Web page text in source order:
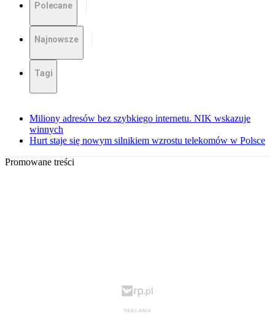
Polecane
Najnowsze
Tagi
Miliony adresów bez szybkiego internetu. NIK wskazuje
winnych
Hurt staje się nowym silnikiem wzrostu telekomów w Polsce
Promowane treści